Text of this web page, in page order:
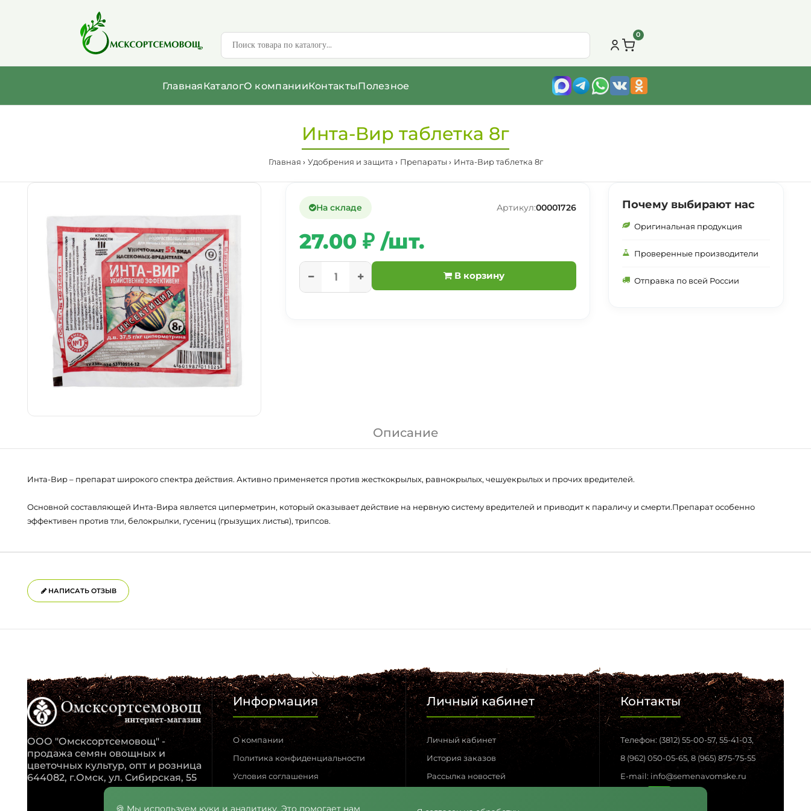
0
ГлавнаяКаталогО компанииКонтактыПолезное
Инта-Вир таблетка 8г
Главная Удобрения и защита Препараты Инта-Вир таблетка 8г
На складе Артикул:00001726
27.00 ₽ /шт.
В корзину
Почему выбирают нас
Оригинальная продукция
Проверенные производители
Отправка по всей России
Описание
Инта-Вир – препарат широкого спектра действия. Активно применяется против жесткокрылых, равнокрылых, чешуекрылых и прочих вредителей.
Основной составляющей Инта-Вира является циперметрин, который оказывает действие на нервную систему вредителей и приводит к параличу и смерти.Препарат особенно
эффективен против тли, белокрылки, гусениц (грызущих листья), трипсов.
НАПИСАТЬ ОТЗЫВ
ООО "Омсксортсемовощ" -
продажа семян овощных и
цветочных культур, опт и розница
644082, г.Омск, ул. Сибирская, 55
Информация
О компании
Политика конфиденциальности
Условия соглашения
Личный кабинет
Личный кабинет
История заказов
Рассылка новостей
Контакты
Телефон: (3812) 55-00-57, 55-41-03,
8 (962) 050-05-65, 8 (965) 875-75-55
E-mail: info@semenavomske.ru
🍪 Мы используем куки и аналитику. Это помогает нам